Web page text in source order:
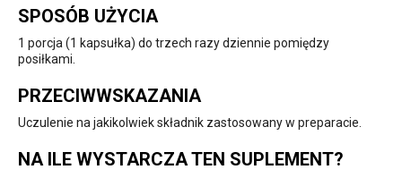
SPOSÓB UŻYCIA
1 porcja (1 kapsułka) do trzech razy dziennie pomiędzy
posiłkami.
PRZECIWWSKAZANIA
Uczulenie na jakikolwiek składnik zastosowany w preparacie.
NA ILE WYSTARCZA TEN SUPLEMENT?